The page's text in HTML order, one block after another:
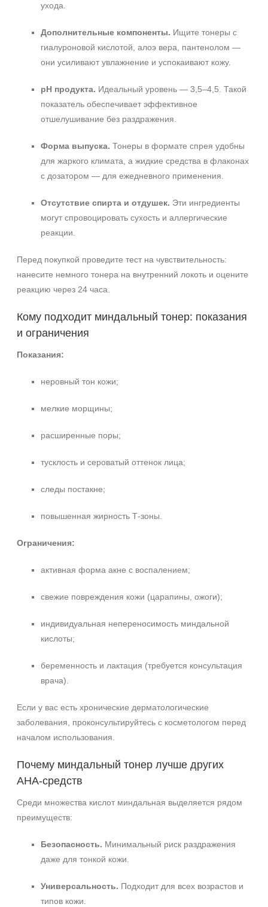
ухода.
Дополнительные компоненты. Ищите тонеры с
гиалуроновой кислотой, алоэ вера, пантенолом —
они усиливают увлажнение и успокаивают кожу.
pH продукта. Идеальный уровень — 3,5–4,5. Такой
показатель обеспечивает эффективное
отшелушивание без раздражения.
Форма выпуска. Тонеры в формате спрея удобны
для жаркого климата, а жидкие средства в флаконах
с дозатором — для ежедневного применения.
Отсутствие спирта и отдушек. Эти ингредиенты
могут спровоцировать сухость и аллергические
реакции.
Перед покупкой проведите тест на чувствительность:
нанесите немного тонера на внутренний локоть и оцените
реакцию через 24 часа.
Кому подходит миндальный тонер: показания
и ограничения
Показания:
неровный тон кожи;
мелкие морщины;
расширенные поры;
тусклость и сероватый оттенок лица;
следы постакне;
повышенная жирность Т‑зоны.
Ограничения:
активная форма акне с воспалением;
свежие повреждения кожи (царапины, ожоги);
индивидуальная непереносимость миндальной
кислоты;
беременность и лактация (требуется консультация
врача).
Если у вас есть хронические дерматологические
заболевания, проконсультируйтесь с косметологом перед
началом использования.
Почему миндальный тонер лучше других
AHA‑средств
Среди множества кислот миндальная выделяется рядом
преимуществ:
Безопасность. Минимальный риск раздражения
даже для тонкой кожи.
Универсальность. Подходит для всех возрастов и
типов кожи.